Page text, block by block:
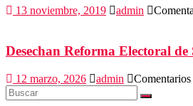
13 noviembre, 2019 admin
Desechan Reforma Electoral
12 marzo, 2026 admin